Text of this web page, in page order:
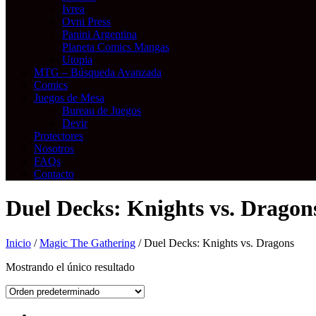
Ivrea
Ovni Press
Panini Argentina
Planeta Comics Mangas
Utopia
MTG – Búsqueda Avanzada
Comics
Juegos de Mesa
Bureau de Juegos
Devir
Protectores
Nosotros
FAQs
Contacto
Duel Decks: Knights vs.
Inicio /Magic The Gathering / Duel Decks: Knights vs. Dragons
Mostrando el único resultado